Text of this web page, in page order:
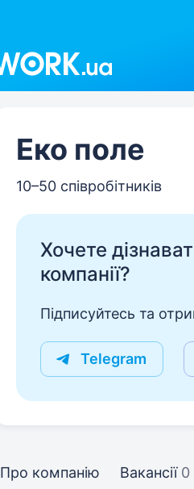
Еко поле
10–50 співробітників
Хочете
компанії?
Підписуйтесь та
Telegram
Про компанію Вакансії 0